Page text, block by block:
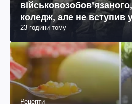
коледж, але не вступив
пояснення юриста
23 години тому
Рецепти